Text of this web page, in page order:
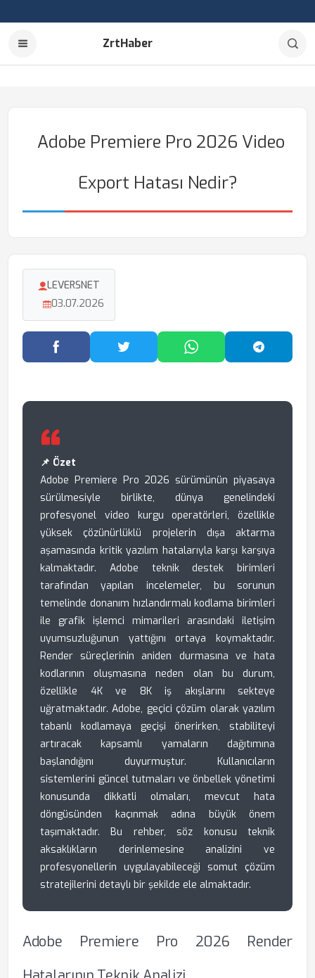
ZrtHaber
Adobe Premiere Pro 2026 Video
Export Hatası Nedir?
LEVERSNET
03.07.2026
Facebook'ta PaylaşTwitter'da PaylaşWhatsApp'ta Paylaş
📌 Özet
Adobe Premiere Pro 2026 sürümünün piyasaya
sürülmesiyle birlikte, dünya genelindeki
profesyonel video kurgu operatörleri, özellikle
yüksek çözünürlüklü projelerin dışa aktarma
aşamasında kritik yazılım hatalarıyla karşı karşıya
kalmaktadır. Adobe teknik destek birimleri
tarafından yapılan incelemeler, bu sorunun
temelinde donanım hızlandırmalı kodlama birimleri
ile grafik işlemci mimarileri arasındaki iletişim
uyumsuzluğunun yattığını ortaya koymaktadır.
Render süreçlerinin aniden durmasına ve hata
kodlarının oluşmasına neden olan bu durum,
özellikle 4K ve 8K iş akışlarını sekteye
uğratmaktadır. Adobe, geçici çözüm olarak yazılım
tabanlı kodlamaya geçişi önerirken, stabiliteyi
artıracak kapsamlı yamaların dağıtımına
başlandığını duyurmuştur. Kullanıcıların
sistemlerini güncel tutmaları ve önbellek yönetimi
konusunda dikkatli olmaları, mevcut hata
döngüsünden kaçınmak adına büyük önem
taşımaktadır. Bu rehber, söz konusu teknik
aksaklıkların derinlemesine analizini ve
profesyonellerin uygulayabileceği somut çözüm
stratejilerini detaylı bir şekilde ele almaktadır.
Adobe Premiere Pro 2026 Render